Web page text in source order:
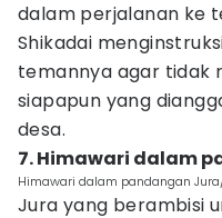
dalam perjalanan ke
Shikadai
temannya agar tidak
siapapun yang
desa.
7. Himawari dalam
Himawari dalam pandangan
Jura yang berambisi